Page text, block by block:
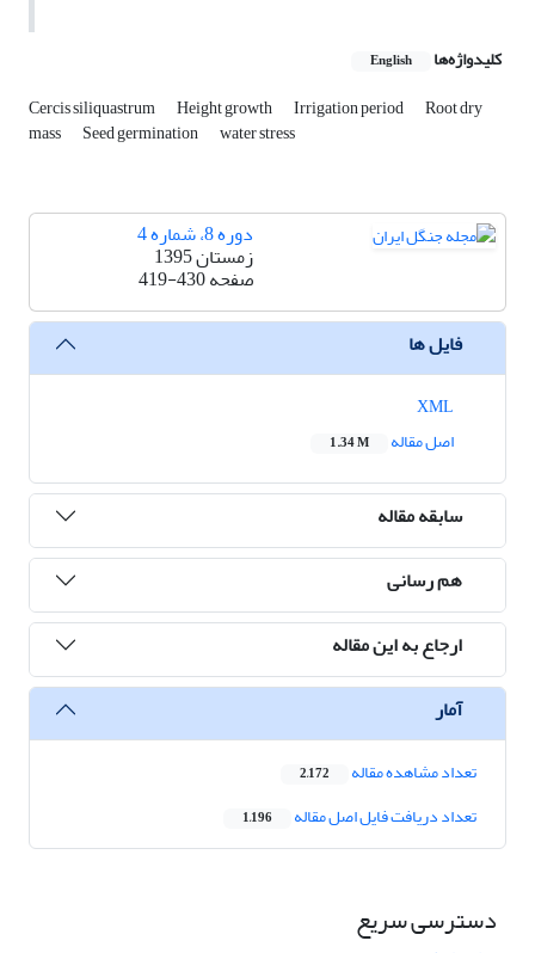
کلیدواژه‌ها English
Cercis siliquastrum Height growth Irrigation period Root dry
mass Seed germination water stress
دوره 8، شماره 4
زمستان 1395
صفحه419-430
فایل ها
اصل مقاله
1.34 M
سابقه مقاله
هم رسانی
ارجاع به این مقاله
آمار
تعداد مشاهده مقاله 2,172
تعداد دریافت فایل اصل مقاله 1,196
دسترسی سریع